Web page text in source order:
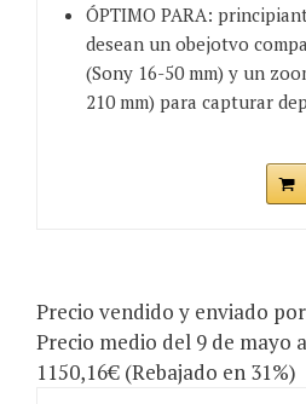
ÓPTIMO PARA:
desean un obejotvo
(Sony 16-50 mm) y un
210 mm) para capturar
Precio vendido y enviado
Precio medio del 9 de mayo
1150,16€ (Rebajado en 31%)